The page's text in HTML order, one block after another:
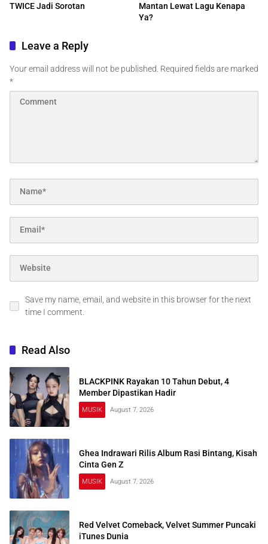
TWICE Jadi Sorotan
Mantan Lewat Lagu Kenapa
Ya?
Leave a Reply
Your email address will not be published. Required fields are marked
*
Save my name, email, and website in this browser for the next
time I comment.
Read Also
BLACKPINK Rayakan 10 Tahun Debut, 4
Member Dipastikan Hadir
MUSIK August 7, 2026
Ghea Indrawari Rilis Album Rasi Bintang, Kisah
Cinta Gen Z
MUSIK August 7, 2026
Red Velvet Comeback, Velvet Summer Puncaki
iTunes Dunia